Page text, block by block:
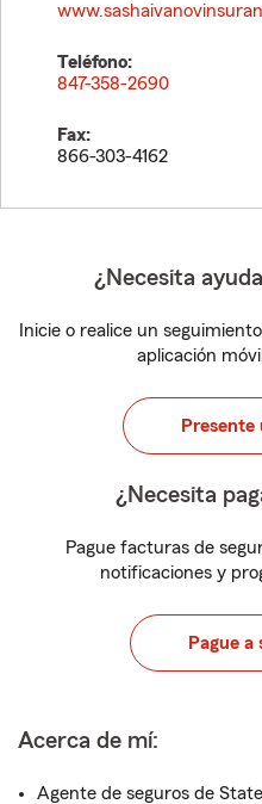
Teléfono:
847-358-2690
Fax:
866-303-4162
¿Necesita
Inicie o realice un
aplicación
Presente
¿Necesita
Pague facturas de
notificaciones y
Pague a
Acerca de mí:
Agente de seguros de